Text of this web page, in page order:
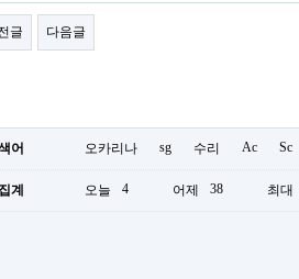
글 다음글
어 오카리나 sg 수리 Ac Sc
계 오늘 4 어제 38 최대